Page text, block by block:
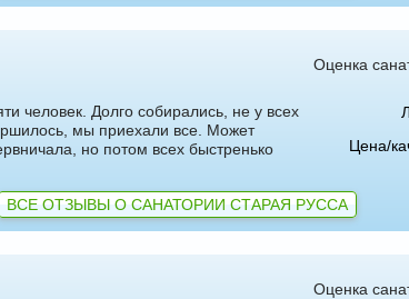
Оценка
человек. Долго собирались, не у всех
мы приехали все. Может
но потом всех быстренько
Цена/
ВСЕ ОТЗЫВЫ О САНАТОРИИ СТАРАЯ РУССА
Оценка